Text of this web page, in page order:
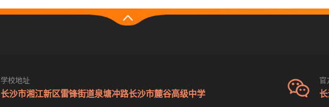
学校地址
长沙市湘江新区雷锋街道泉塘冲路长沙市麓谷高级中学
官